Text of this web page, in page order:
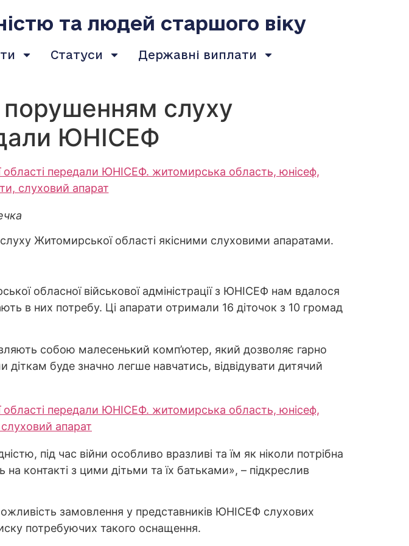
та людей старшого віку
Статуси
Державні виплати
порушенням слуху
ЮНІСЕФ
Житомирської області якісними слуховими апаратами.
обласної військової адміністрації з ЮНІСЕФ нам вдалося
в них потребу. Ці апарати отримали 16 діточок з 10 громад
собою малесенький комп’ютер, який дозволяє гарно
буде значно легше навчатись, відвідувати дитячий
під час війни особливо вразливі та їм як ніколи потрібна
контакті з цими дітьми та їх батьками», – підкреслив
замовлення у представників ЮНІСЕФ слухових
потребуючих такого оснащення.